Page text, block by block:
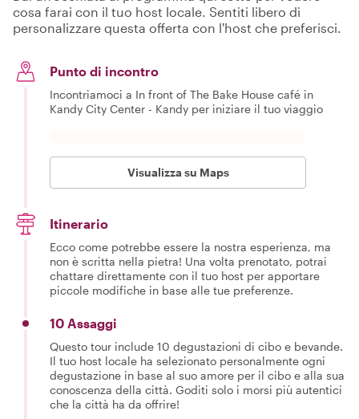
cosa farai con il tuo host locale. Sentiti libero di
personalizzare questa offerta con l'host che preferisci.
Punto di incontro
Incontriamoci a In front of The Bake House café in
Kandy City Center - Kandy per iniziare il tuo viaggio
Visualizza su Maps
Itinerario
Ecco come potrebbe essere la nostra esperienza, ma
non è scritta nella pietra! Una volta prenotato, potrai
chattare direttamente con il tuo host per apportare
piccole modifiche in base alle tue preferenze.
10 Assaggi
Questo tour include 10 degustazioni di cibo e bevande.
Il tuo host locale ha selezionato personalmente ogni
degustazione in base al suo amore per il cibo e alla sua
conoscenza della città. Goditi solo i morsi più autentici
che la città ha da offrire!